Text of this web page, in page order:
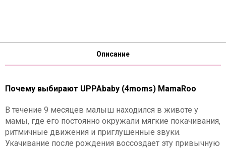
Описание
Почему выбирают UPPAbaby (4moms) MamaRoo
В течение 9 месяцев малыш находился в животе у
мамы, где его постоянно окружали мягкие покачивания,
ритмичные движения и приглушенные звуки.
Укачивание после рождения воссоздает эту привычную